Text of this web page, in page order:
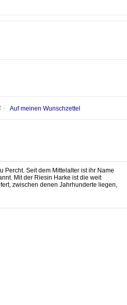
- Auf meinen Wunschzettel
Percht. Seit dem Mittelalter ist ihr Name
Mit der Riesin Harke ist die weit
zwischen denen Jahrhunderte liegen,